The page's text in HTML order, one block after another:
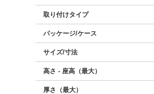
取り付けタイプ
パッケージ/ケース
サイズ/寸法
高さ - 座高（最大）
厚さ（最大）